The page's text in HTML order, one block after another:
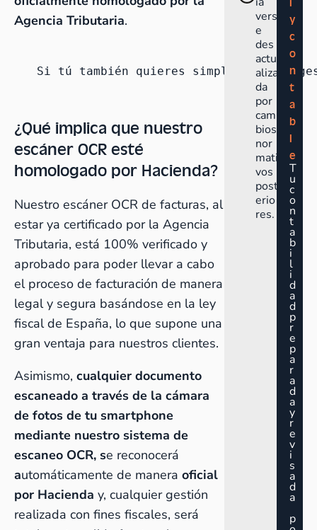
Agencia Tributaria.
Si tú también quieres simplificar la
¿Qué implica que nuestro
escáner OCR esté
homologado por Hacienda?
Nuestro escáner OCR de facturas, al
estar ya certificado por la Agencia
Tributaria, está 100% verificado y
aprobado para poder llevar a cabo
el proceso de facturación de manera
legal y segura basándose en la ley
fiscal de España, lo que supone una
gran ventaja para nuestros clientes.
Asimismo, cualquier documento
escaneado a través de la cámara
de fotos de tu smartphone
mediante nuestro sistema de
escaneo OCR, se reconocerá
automáticamente de manera oficial
por Hacienda y, cualquier gestión
realizada con fines fiscales, será
vers
e
des
actu
aliza
da
por
cam
bios
nor
mati
vos
post
erio
res.
y
c
o
n
t
a
b
l
e
T
u
c
o
n
t
a
b
i
l
i
d
a
d
p
r
e
p
a
r
a
d
a
y
r
e
v
i
s
a
d
a
p